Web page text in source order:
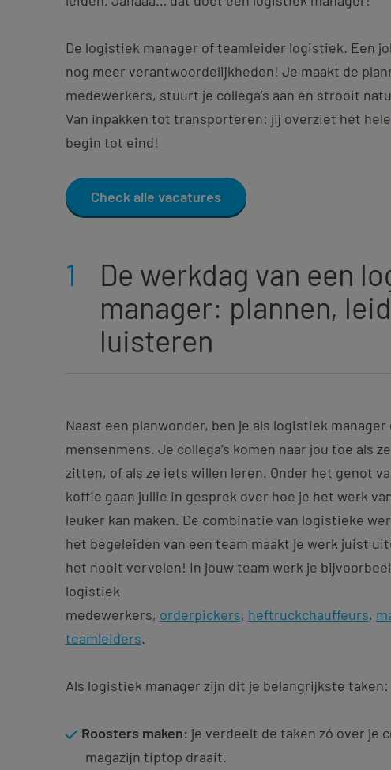
De logistiek manager of teamleider logistiek. Een
nog meer verantwoordelijkheden! Je maakt de
medewerkers, stuurt je collega’s aan en strooit
Van inpakken tot transporteren: jij overziet het hele
begin tot eind!
Check alle vacatures
1
De werkdag van een
manager: plannen,
luisteren
Naast een planwonder, ben je als logistiek
mensenmens. Je collega’s komen naar jou toe als
zitten, of als ze iets willen leren. Onder het genot
koffie gaan jullie in gesprek over hoe je het werk
leuker kan maken. De combinatie van logistieke
het begeleiden van een team maakt je werk juist
het nooit vervelen! In jouw team werk je
logistiek
medewerkers, orderpickers, heftruckchauffeurs,
teamleiders.
Als logistiek manager zijn dit je belangrijkste taken:
Roosters maken: je verdeelt de taken zó over je
magazijn tiptop draait.